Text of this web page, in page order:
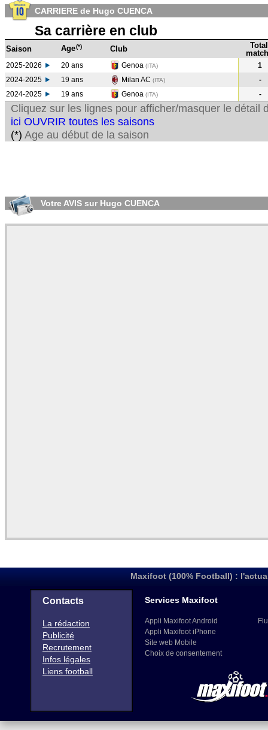
CARRIERE de Hugo CUENCA
Sa carrière en club
Saison Age(*) Club
Total
2025-2026 20 ans Genoa (ITA)
1
2024-2025
19 ans Milan AC (ITA)
-
2024-2025
19 ans Genoa (ITA) -
Cliquez sur les lignes pour afficher/masquer le détail
ici OUVRIR toutes les saisons
(*) Age au début de la saison
Votre AVIS sur Hugo CUENCA
Maxifoot (100% Football) :
Contacts
La rédaction
Publicité
Recrutement
Infos légales
Liens football
Services Maxifoot
Appli Maxifoot Android
Appli Maxifoot iPhone
Site web Mobile
Choix de consentement